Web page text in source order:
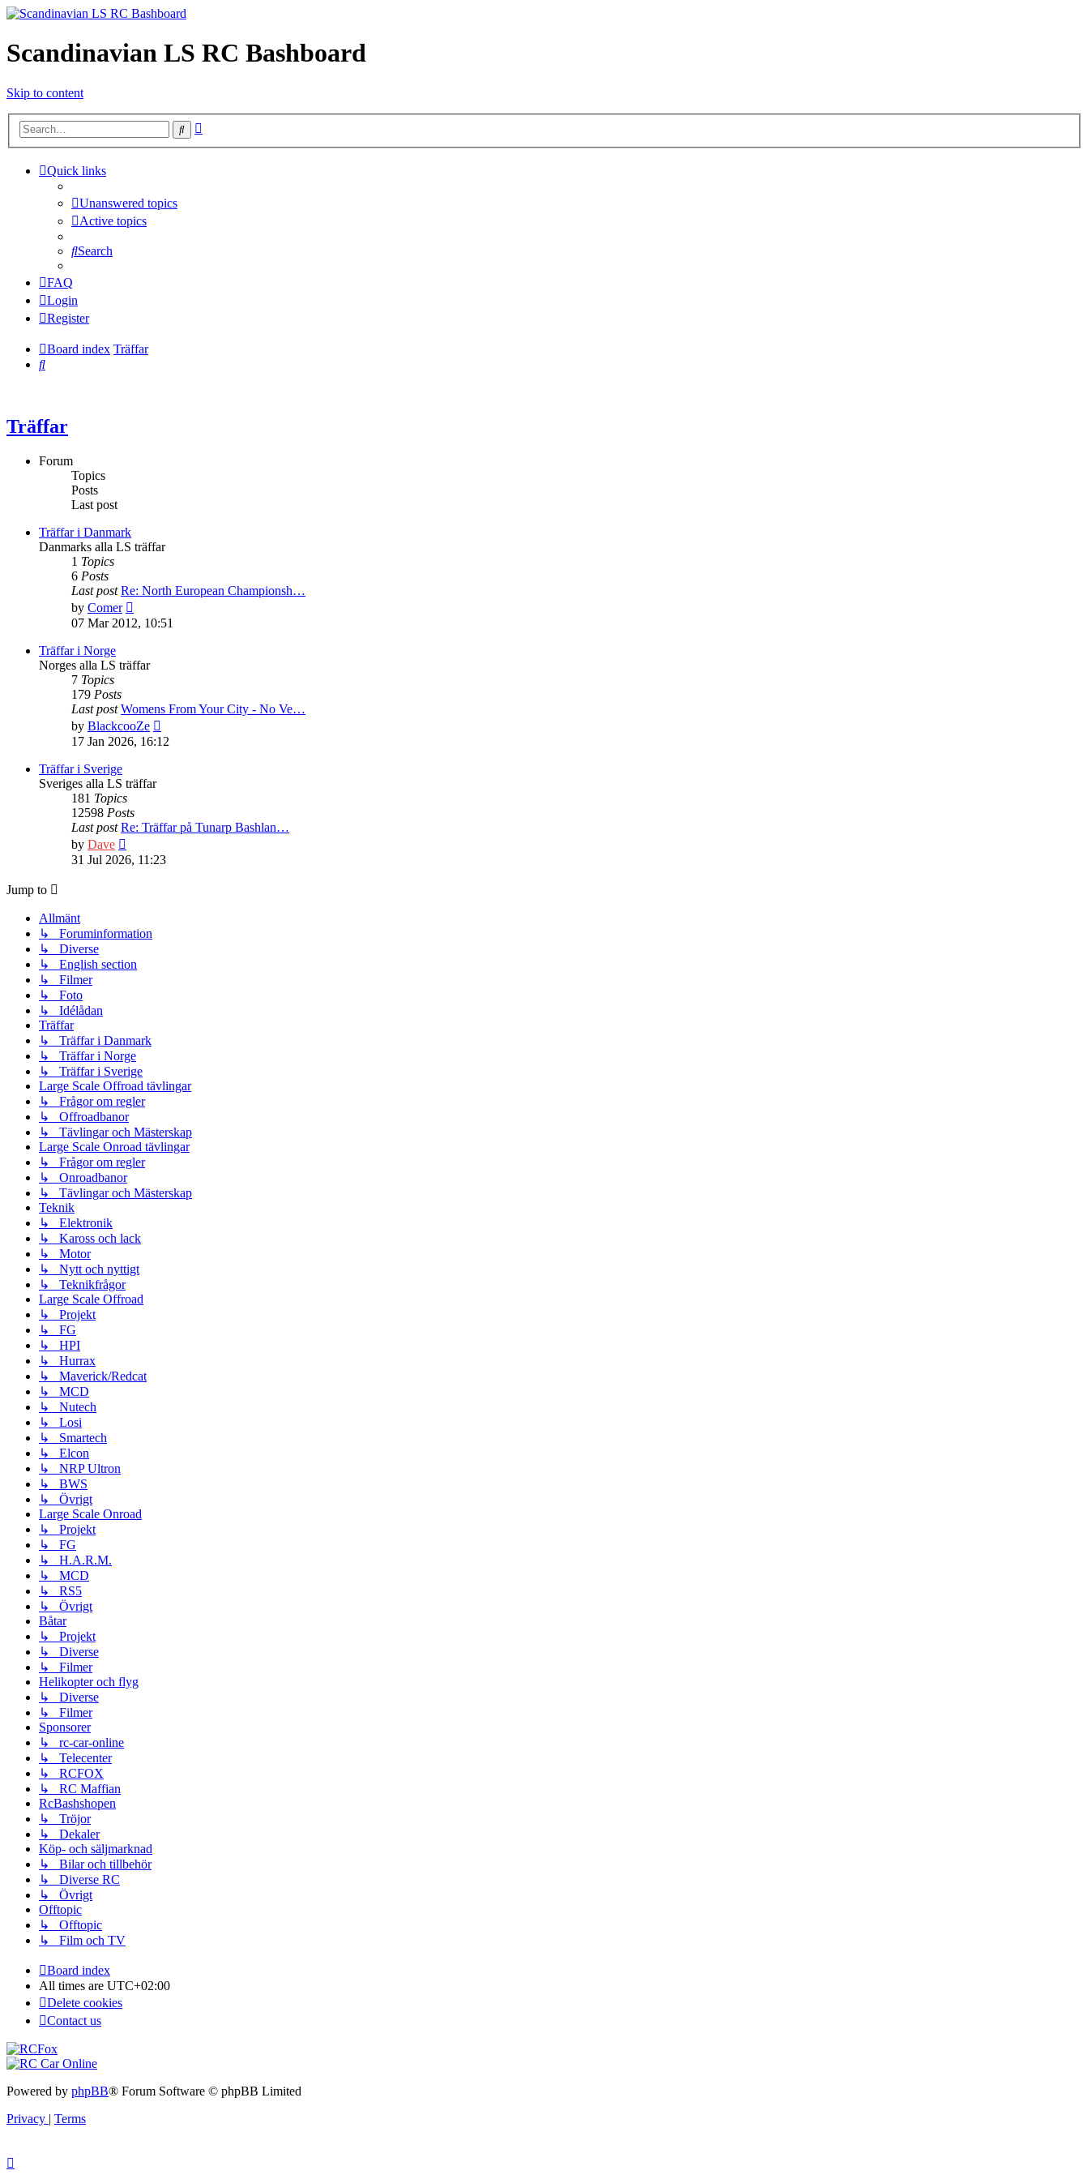
Scandinavian LS RC Bashboard
Skip to content
Search
Quick links
Unanswered topics
Active topics
Search
FAQ
Login
Register
Board index Träffar
Search
Träffar
Forum
Topics
Posts
Last post
Träffar i Danmark
Danmarks alla LS träffar
1 Topics
6 Posts
Last post Re: North European Championsh…
by Comer
the
latest
07 Mar 2012, 10:51
Träffar i Norge
Norges alla LS träffar
7 Topics
179 Posts
Last post Womens From Your City - No Ve…
by BlackcooZe
the
17 Jan 2026, 16:12
Träffar i Sverige
Sveriges alla LS träffar
181 Topics
12598 Posts
Last post Re: Träffar på Tunarp Bashlan…
by Dave
the
latest
31 Jul 2026, 11:23
Jump to
Allmänt
↳ Foruminformation
↳ Diverse
↳ English section
↳ Filmer
↳ Foto
↳ Idélådan
Träffar
↳ Träffar i Danmark
↳ Träffar i Norge
↳ Träffar i Sverige
Large Scale Offroad tävlingar
↳ Frågor om regler
↳ Offroadbanor
↳ Tävlingar och Mästerskap
Large Scale Onroad tävlingar
↳ Frågor om regler
↳ Onroadbanor
↳ Tävlingar och Mästerskap
Teknik
↳ Elektronik
↳ Kaross och lack
↳ Motor
↳ Nytt och nyttigt
↳ Teknikfrågor
Large Scale Offroad
↳ Projekt
↳ FG
↳ HPI
↳ Hurrax
↳ Maverick/Redcat
↳ MCD
↳ Nutech
↳ Losi
↳ Smartech
↳ Elcon
↳ NRP Ultron
↳ BWS
↳ Övrigt
Large Scale Onroad
↳ Projekt
↳ FG
↳ H.A.R.M.
↳ MCD
↳ RS5
↳ Övrigt
Båtar
↳ Projekt
↳ Diverse
↳ Filmer
Helikopter och flyg
↳ Diverse
↳ Filmer
Sponsorer
↳ rc-car-online
↳ Telecenter
↳ RCFOX
↳ RC Maffian
RcBashshopen
↳ Tröjor
↳ Dekaler
Köp- och säljmarknad
↳ Bilar och tillbehör
↳ Diverse RC
↳ Övrigt
Offtopic
↳ Offtopic
↳ Film och TV
Board index
All times are UTC+02:00
Delete cookies
Contact us
Powered by phpBB® Forum Software © phpBB Limited
Privacy | Terms